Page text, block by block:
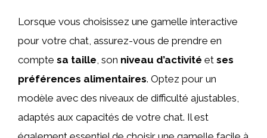
Lorsque vous choisissez une gamelle interactive
pour votre chat, assurez-vous de prendre en
compte sa taille , son niveau d’activité et ses
préférences alimentaires. Optez pour un
modèle avec des niveaux de difficulté ajustables,
adaptés aux capacités de votre chat. Il est